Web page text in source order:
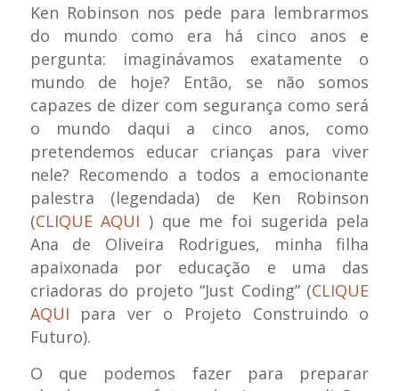
Ken Robinson nos pede para lembrarmos
do mundo como era há cinco anos e
pergunta: imaginávamos exatamente o
mundo de hoje? Então, se não somos
capazes de dizer com segurança como será
o mundo daqui a cinco anos, como
pretendemos educar crianças para viver
nele? Recomendo a todos a emocionante
palestra (legendada) de Ken Robinson
(CLIQUE AQUI ) que me foi sugerida pela
Ana de Oliveira Rodrigues, minha filha
apaixonada por educação e uma das
criadoras do projeto “Just Coding” (CLIQUE
AQUI para ver o Projeto Construindo o
Futuro).
O que podemos fazer para preparar